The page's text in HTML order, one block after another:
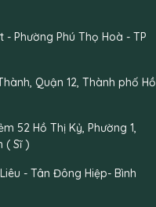
- Phường Phú Thọ Hoà - TP
Quận 12, Thành phố Hồ
52 Hồ Thị Kỷ, Phường 1,
( Sĩ )
- Tân Đông Hiệp- Bình